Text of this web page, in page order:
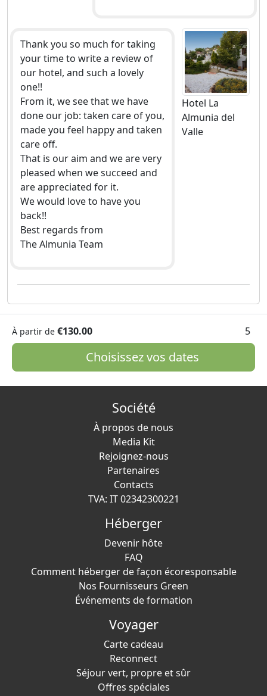
Thank you so much for taking
your time to write a review of
our hotel, and such a lovely
one!!
From it, we see that we have
done our job: taken care of you,
made you feel happy and taken
care off.
That is our aim and we are very
pleased when we succeed and
are appreciated for it.
We would love to have you
back!!
Best regards from
The Almunia Team
Hotel La
Almunia del
Valle
À partir de €130.00 5
Choisissez vos dates
Société
À propos de nous
Media Kit
Rejoignez-nous
Partenaires
Contacts
TVA: IT 02342300221
Héberger
Devenir hôte
FAQ
Comment héberger de façon écoresponsable
Nos Fournisseurs Green
Événements de formation
Voyager
Carte cadeau
Reconnect
Séjour vert, propre et sûr
Offres spéciales